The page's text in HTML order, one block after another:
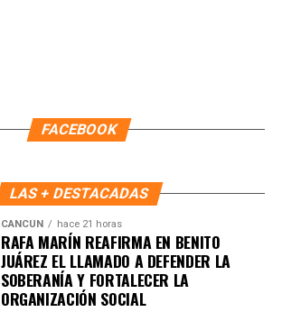
FACEBOOK
LAS + DESTACADAS
CANCÚN hace 21 horas
RAFA MARÍN REAFIRMA EN BENITO
JUÁREZ EL LLAMADO A DEFENDER LA
SOBERANÍA Y FORTALECER LA
ORGANIZACIÓN SOCIAL